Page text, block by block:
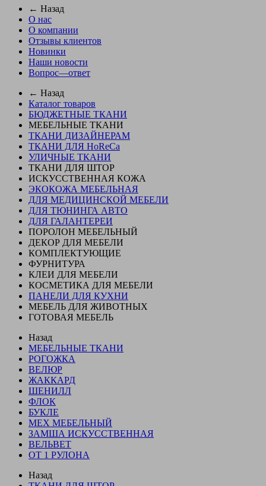
← Назад
О нас
О компании
Отзывы клиентов
Новинки
Наши новости
Вопрос—ответ
← Назад
Каталог товаров
БЮДЖЕТНЫЕ ТКАНИ
МЕБЕЛЬНЫЕ ТКАНИ
ТКАНИ ДИЗАЙНЕРАМ
ТКАНИ ДЛЯ HoReCa
УЛИЧНЫЕ ТКАНИ
ТКАНИ ДЛЯ ШТОР
ИСКУССТВЕННАЯ КОЖА
ЭКОКОЖА МЕБЕЛЬНАЯ
ДЛЯ МЕДИЦИНСКОЙ МЕБЕЛИ
ДЛЯ ТЮНИНГА АВТО
ДЛЯ ГАЛАНТЕРЕИ
ПОРОЛОН МЕБЕЛЬНЫЙ
ДЕКОР ДЛЯ МЕБЕЛИ
КОМПЛЕКТУЮЩИЕ
ФУРНИТУРА
КЛЕИ ДЛЯ МЕБЕЛИ
КОСМЕТИКА ДЛЯ МЕБЕЛИ
ПАНЕЛИ ДЛЯ КУХНИ
МЕБЕЛЬ ДЛЯ ЖИВОТНЫХ
ГОТОВАЯ МЕБЕЛЬ
Назад
МЕБЕЛЬНЫЕ ТКАНИ
РОГОЖКА
ВЕЛЮР
ЖАККАРД
ШЕНИЛЛ
ФЛОК
БУКЛЕ
МЕХ МЕБЕЛЬНЫЙ
ЗАМША ИСКУССТВЕННАЯ
ВЕЛЬВЕТ
ОТ 1 РУЛОНА
Назад